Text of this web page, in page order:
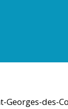
Georges-des-